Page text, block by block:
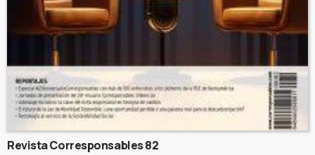
Revista Corresponsables 82